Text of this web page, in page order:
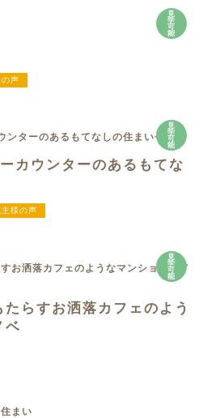
見
学
可
能
声
見
学
可
能
カウンターのあるもてな
主様の声
見
学
可
能
らすお洒落カフェのよう
ベ